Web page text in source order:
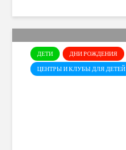
ДЕТИ ДНИ РОЖДЕНИЯ
ЦЕНТРЫ И КЛУБЫ ДЛЯ ДЕТЕЙ